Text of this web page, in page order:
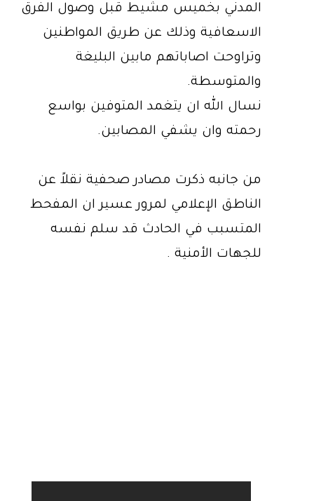
المدني بخميس مشيط قبل وصول الفرق
الاسعافية وذلك عن طريق المواطنين
وتراوحت اصاباتهم مابين البليغة
والمتوسطة.
نسال الله ان يتغمد المتوفين بواسع
رحمته وان يشفي المصابين.
من جانبه ذكرت مصادر صحفية نقلاً عن
الناطق الإعلامي لمرور عسير ان المفحط
المتسبب في الحادث قد سلم نفسه
للجهات الأمنية .